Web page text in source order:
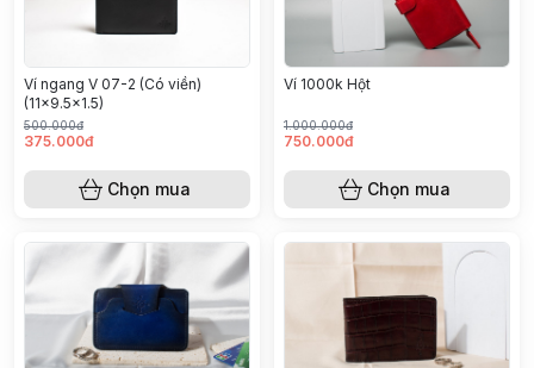
Ví ngang V 07-2 (Có viền)
(11x9.5x1.5)
500.000đ
375.000đ
Chọn mua
Ví 1000k Hột
1.000.000đ
750.000đ
Chọn mua